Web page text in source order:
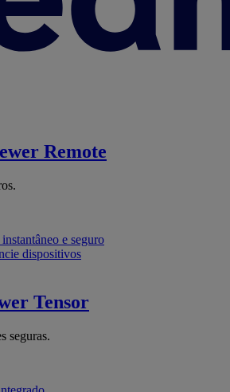
Remote
e seguro
dispositivos
Tensor
seguras.